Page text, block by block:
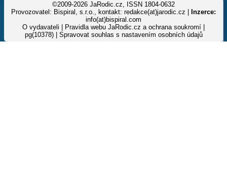
©2009-2026 JaRodic.cz, ISSN 1804-0632
Provozovatel: Bispiral, s.r.o., kontakt: redakce(at)jarodic.cz |
Inzerce:
info(at)bispiral.com
O vydavateli
Pravidla webu JaRodic.cz a ochrana soukromí
pg(10378) | Spravovat souhlas s nastavením osobních údajů